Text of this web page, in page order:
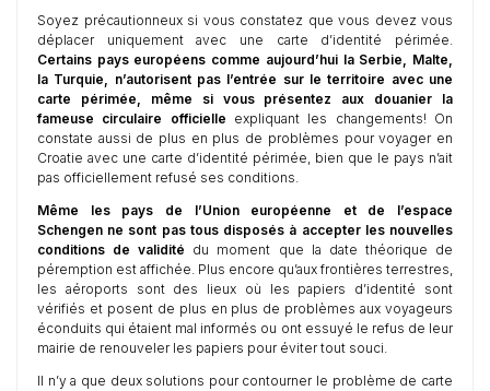
Soyez précautionneux si vous constatez que vous devez vous
déplacer uniquement avec une carte d’identité périmée.
Certains pays européens comme aujourd’hui la Serbie, Malte,
la Turquie, n’autorisent pas l’entrée sur le territoire avec une
carte périmée, même si vous présentez aux douanier la
fameuse circulaire officielle expliquant les changements! On
constate aussi de plus en plus de problèmes pour voyager en
Croatie avec une carte d’identité périmée, bien que le pays n’ait
pas officiellement refusé ses conditions.
Même les pays de l’Union européenne et de l’espace
Schengen ne sont pas tous disposés à accepter les nouvelles
conditions de validité du moment que la date théorique de
péremption est affichée. Plus encore qu’aux frontières terrestres,
les aéroports sont des lieux où les papiers d’identité sont
vérifiés et posent de plus en plus de problèmes aux voyageurs
éconduits qui étaient mal informés ou ont essuyé le refus de leur
mairie de renouveler les papiers pour éviter tout souci.
Il n’y a que deux solutions pour contourner le problème de carte